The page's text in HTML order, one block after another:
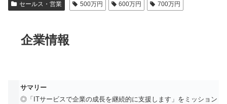
セールス・営業 500万円 600万円 700万円
企業情報
サマリー
◎「ITサービスで企業の成長を継続的に支援します」をミッション